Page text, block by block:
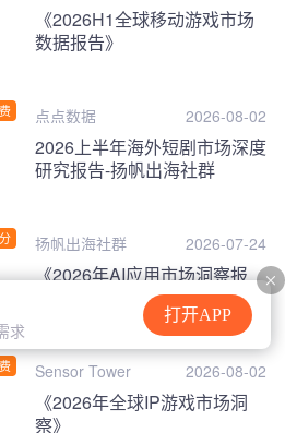
求
打开APP
《2026H1全球移动游戏市场
数据报告》
点点数据 2026-08-02
2026上半年海外短剧市场深度
研究报告-扬帆出海社群
扬帆出海社群 2026-07-24
《2026年AI应用市场洞察报
Sensor Tower 2026-08-02
《2026年全球IP游戏市场洞
察》